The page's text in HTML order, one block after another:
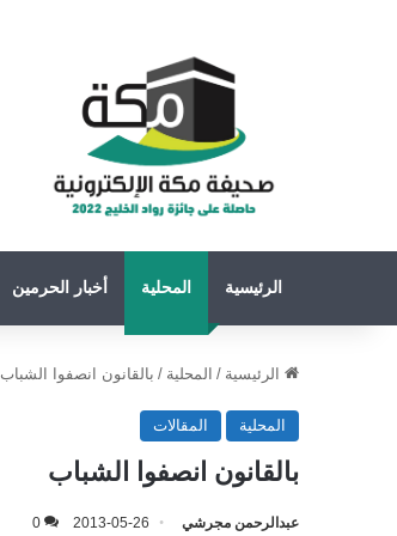
الرئيسية المحلية أخبار الحرمين
الرئيسية / المحلية / بالقانون انصفوا الشباب
المحلية المقالات
بالقانون انصفوا الشباب
عبدالرحمن مجرشي 2013-05-26
0